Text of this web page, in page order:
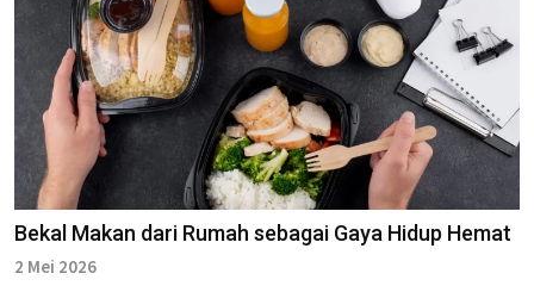
Bekal Makan dari Rumah sebagai Gaya Hidup Hemat
2 Mei 2026